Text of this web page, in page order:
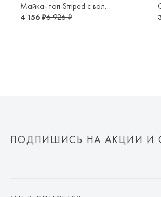
Майка-топ Striped с воланом
4 156 ₽6 926 ₽
ПОДПИШИСЬ НА АКЦИИ И